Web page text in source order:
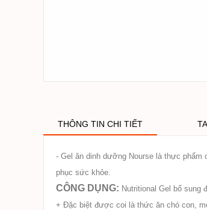
THÔNG TIN CHI TIẾT
- Gel ăn dinh dưỡng Nourse là thực
phục sức khỏe.
CÔNG DỤNG: Nutritional Gel bổ
+ Đặc biệt được coi là thức ăn chó con,